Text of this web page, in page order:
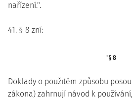
nařízení.".
41. § 8 zní:
"§ 8
Doklady o použitém způsobu
zákona) zahrnují návod k